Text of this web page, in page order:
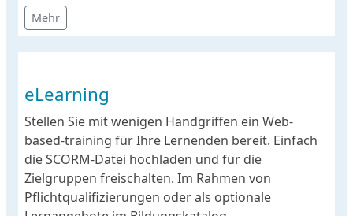
Mehr
eLearning
Stellen Sie mit wenigen Handgriffen ein Web-
based-training für Ihre Lernenden bereit. Einfach
die SCORM-Datei hochladen und für die
Zielgruppen freischalten. Im Rahmen von
Pflichtqualifizierungen oder als optionale